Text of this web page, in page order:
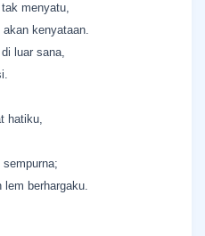
menyatu,
kenyataan.
luar sana,
hatiku,
berhargaku.